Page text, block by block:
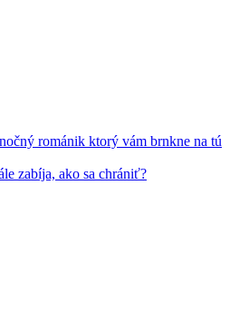
románik ktorý vám brnkne na tú
zabíja, ako sa chrániť?